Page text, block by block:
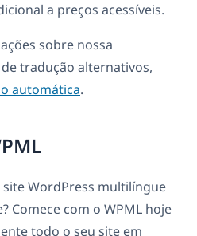
a preços acessíveis.
sobre nossa
tradução alternativos,
automática.
WordPress multilíngue
Comece com o WPML hoje
todo o seu site em